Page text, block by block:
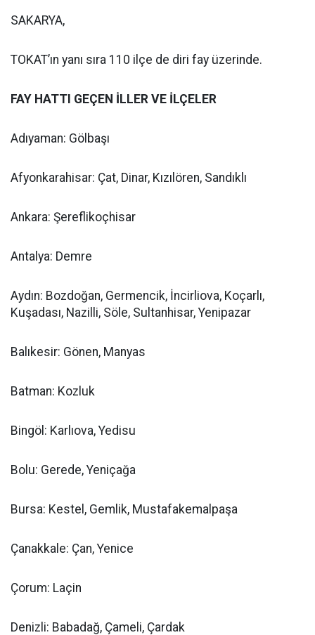
SAKARYA,
TOKAT’ın yanı sıra 110 ilçe de diri fay üzerinde.
FAY HATTI GEÇEN İLLER VE İLÇELER
Adıyaman: Gölbaşı
Afyonkarahisar: Çat, Dinar, Kızılören, Sandıklı
Ankara: Şereflikoçhisar
Antalya: Demre
Aydın: Bozdoğan, Germencik, İncirliova, Koçarlı,
Kuşadası, Nazilli, Söle, Sultanhisar, Yenipazar
Balıkesir: Gönen, Manyas
Batman: Kozluk
Bingöl: Karlıova, Yedisu
Bolu: Gerede, Yeniçağa
Bursa: Kestel, Gemlik, Mustafakemalpaşa
Çanakkale: Çan, Yenice
Çorum: Laçin
Denizli: Babadağ, Çameli, Çardak